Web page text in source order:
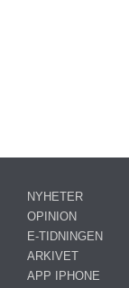
NYHETER
OPINION
E-TIDNINGEN
ARKIVET
APP IPHONE